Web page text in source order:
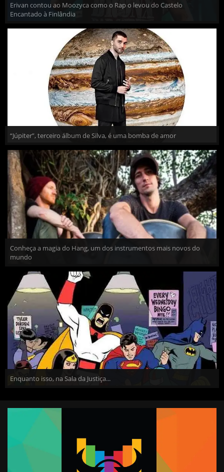
Erivan contou ao Moozyca como o Rap o levou do Castelo
Encantado à Finlândia
“Júpiter”, terceiro álbum de Silva, é uma bomba de amor
Conheça a magia do Hang, um dos instrumentos mais novos do
mundo
Enquanto isso, na Sala da Justiça...